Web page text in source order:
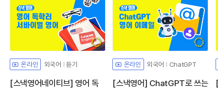
온라인 외국어 듣기
[스낵영어네이티브] 영어 독
온라인 외국어 ChatGPT
[스낵영어] ChatGPT로 쓰는